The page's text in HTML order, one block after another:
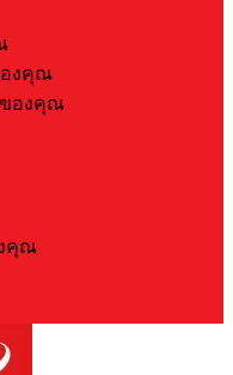
งคุณ
องคุณ
คุณ